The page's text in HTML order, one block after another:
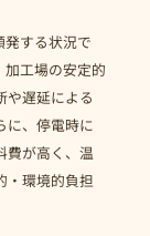
する状況で
工場の安定的
や遅延による
に、停電時に
費が高く、温
・環境的負担